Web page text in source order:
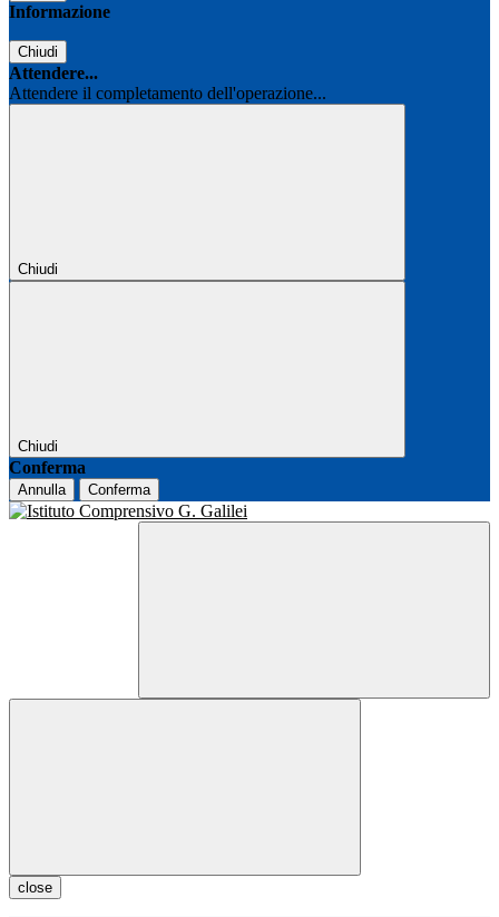
Informazione
Chiudi
Attendere...
Attendere il completamento dell'operazione...
Chiudi
Chiudi
Conferma
Annulla Conferma
close